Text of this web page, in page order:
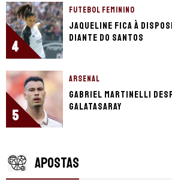
4
FUTEBOL FEMININO
Jaqueline fica à
diante do Santos
5
ARSENAL
Gabriel Martinelli
Galatasaray
APOSTAS